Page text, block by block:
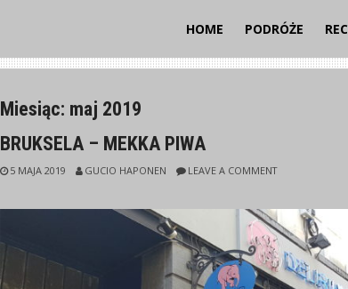
HOME PODRÓŻE
Miesiąc: maj 2019
BRUKSELA – MEKKA PIWA
5 MAJA 2019 GUCIO HAPONEN LEAVE A COMMENT